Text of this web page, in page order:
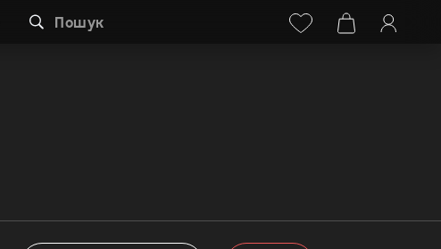
+38 (068) 778-40-38
Пошук